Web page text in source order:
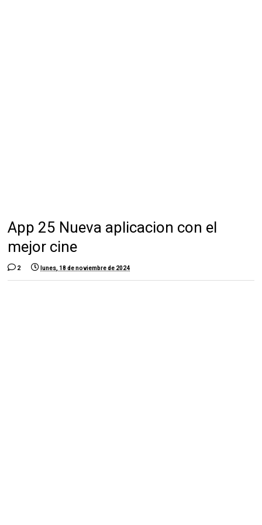
App 25 Nueva aplicacion con el
mejor cine
2 lunes, 18 de noviembre de 2024